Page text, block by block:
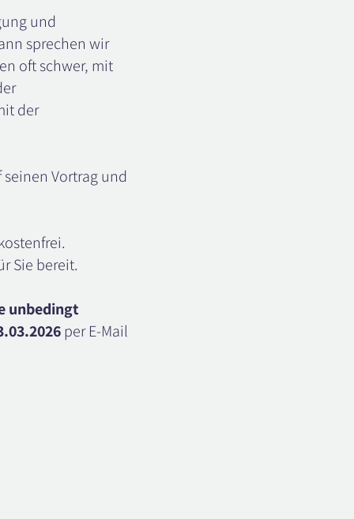
und
sprechen wir
oft schwer, mit
der
Vortrag und
Sie bereit.
unbedingt
per E-Mail